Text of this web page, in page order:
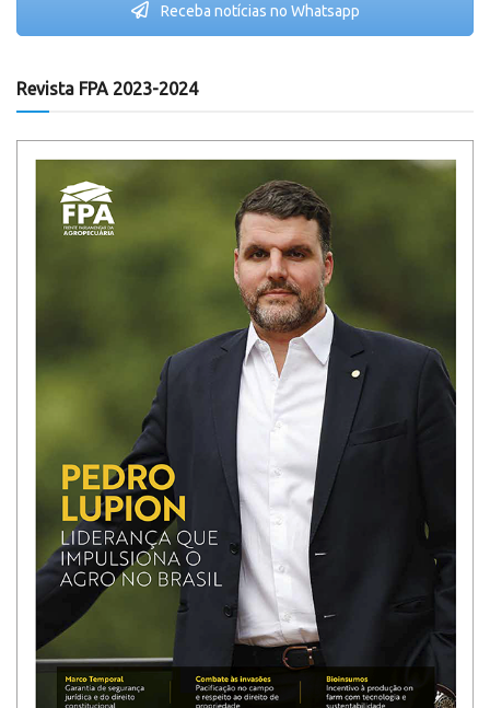
Receba notícias no Whatsapp
Revista FPA 2023-2024